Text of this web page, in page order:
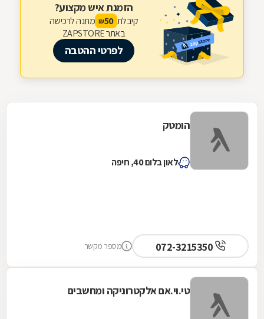
הזמנת איש מקצוע?
קיבלת 50
₪ מתנה לרכישה
באתר ZAPSTORE
לפרטי ההטבה
הומטק
לאון בלום 40, חיפה
מספר מקשר
טי.וי.אם אלקטרוניקה ומחשבים